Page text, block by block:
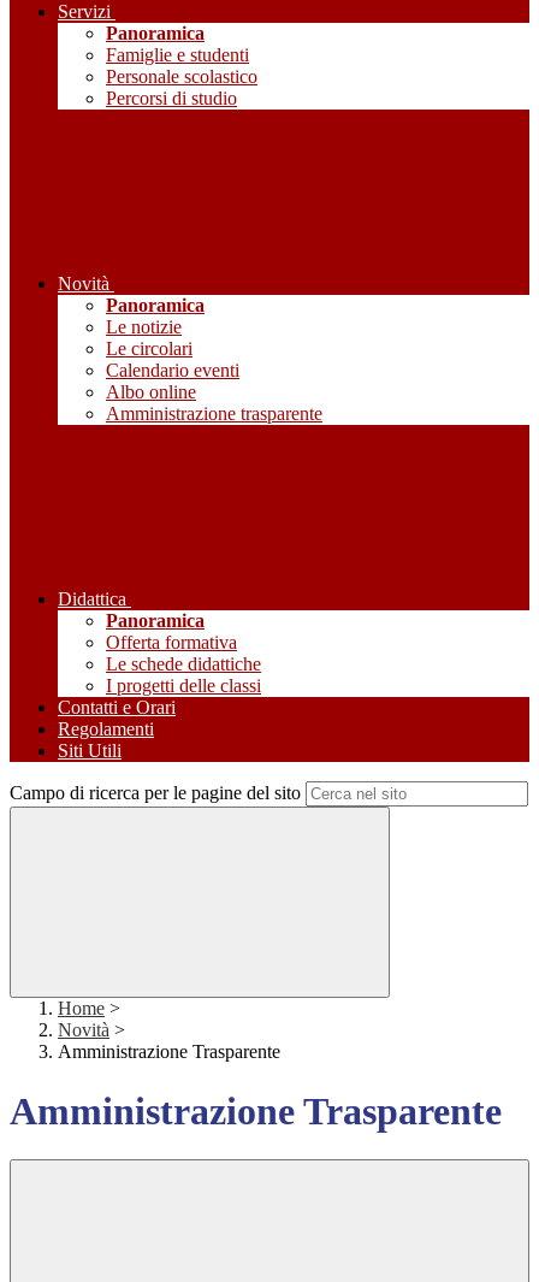
Servizi
Panoramica
Famiglie e studenti
Personale scolastico
Percorsi di studio
Novità
Panoramica
Le notizie
Le circolari
Calendario eventi
Albo online
Amministrazione trasparente
Didattica
Panoramica
Offerta formativa
Le schede didattiche
I progetti delle classi
Contatti e Orari
Regolamenti
Siti Utili
Campo di ricerca per le pagine del sito
Home >
Novità >
Amministrazione Trasparente
Amministrazione Trasparente